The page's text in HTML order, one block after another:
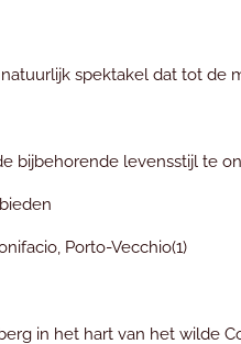
spektakel dat tot de
bijbehorende levensstijl te
Porto-Vecchio(1)
in het hart van het wilde